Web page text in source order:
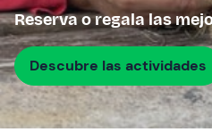
Reserva o regala las
Descubre las actividades